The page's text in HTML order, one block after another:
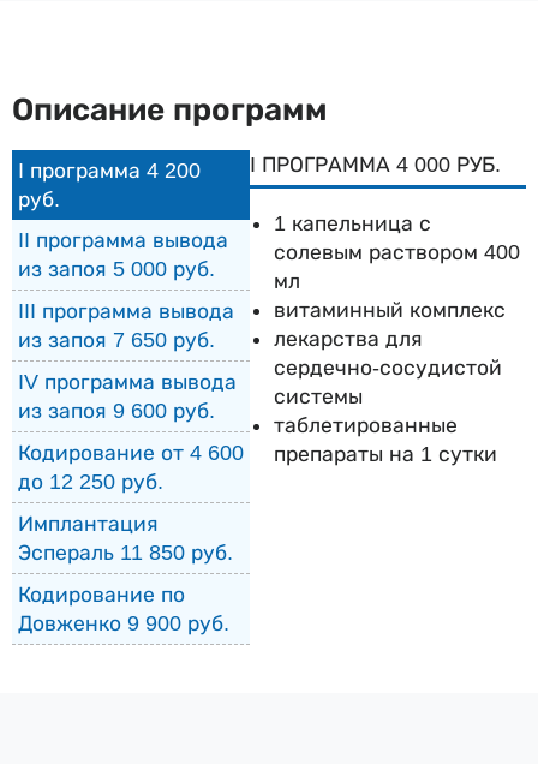
Описание программ
I программа 4 200
руб.
II программа вывода
из запоя 5 000 руб.
III программа вывода
из запоя 7 650 руб.
IV программа вывода
из запоя 9 600 руб.
Кодирование от 4 600
до 12 250 руб.
Имплантация
Эспераль 11 850 руб.
Кодирование по
Довженко 9 900 руб.
I ПРОГРАММА 4 000 РУБ.
1 капельница с
солевым раствором 400
мл
витаминный комплекс
лекарства для
сердечно-сосудистой
системы
таблетированные
препараты на 1 сутки